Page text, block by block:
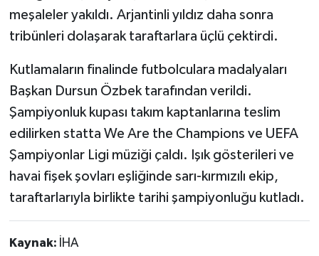
meşaleler yakıldı. Arjantinli yıldız daha sonra
tribünleri dolaşarak taraftarlara üçlü çektirdi.
Kutlamaların finalinde futbolculara madalyaları
Başkan Dursun Özbek tarafından verildi.
Şampiyonluk kupası takım kaptanlarına teslim
edilirken statta We Are the Champions ve UEFA
Şampiyonlar Ligi müziği çaldı. Işık gösterileri ve
havai fişek şovları eşliğinde sarı-kırmızılı ekip,
taraftarlarıyla birlikte tarihi şampiyonluğu kutladı.
Kaynak: İHA